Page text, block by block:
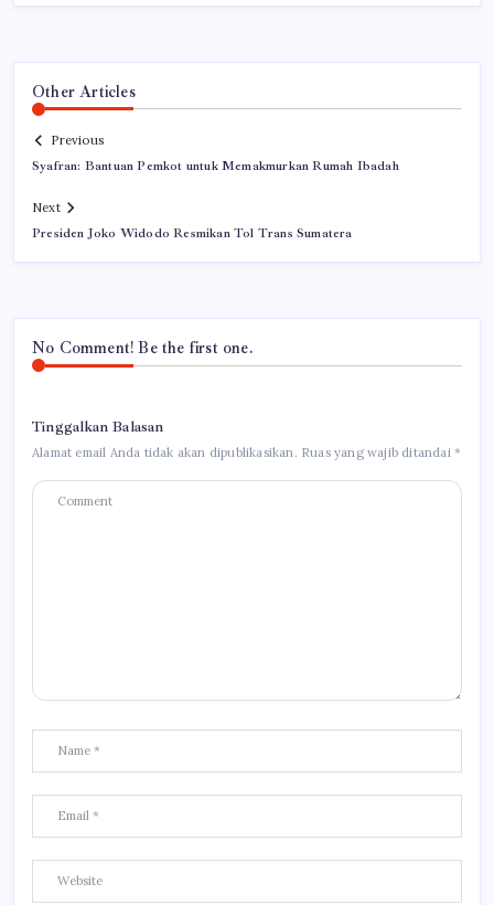
Other Articles
Previous
Syafran: Bantuan Pemkot untuk Memakmurkan Rumah Ibadah
Next
Presiden Joko Widodo Resmikan Tol Trans Sumatera
No Comment! Be the first one.
Tinggalkan Balasan
Alamat email Anda tidak akan dipublikasikan. Ruas yang wajib ditandai*